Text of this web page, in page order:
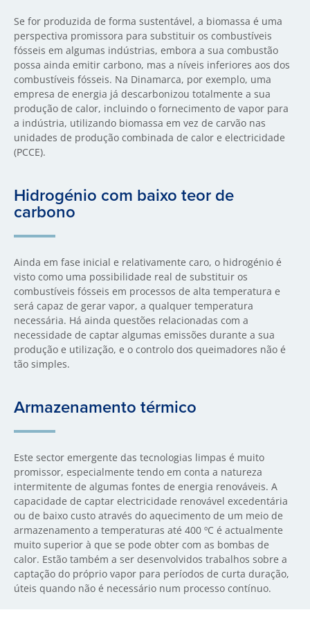
Se for produzida de forma sustentável, a biomassa é uma
perspectiva promissora para substituir os combustíveis
fósseis em algumas indústrias, embora a sua combustão
possa ainda emitir carbono, mas a níveis inferiores aos dos
combustíveis fósseis. Na Dinamarca, por exemplo, uma
empresa de energia já descarbonizou totalmente a sua
produção de calor, incluindo o fornecimento de vapor para
a indústria, utilizando biomassa em vez de carvão nas
unidades de produção combinada de calor e electricidade
(PCCE).
Hidrogénio com baixo teor de
carbono
Ainda em fase inicial e relativamente caro, o hidrogénio é
visto como uma possibilidade real de substituir os
combustíveis fósseis em processos de alta temperatura e
será capaz de gerar vapor, a qualquer temperatura
necessária. Há ainda questões relacionadas com a
necessidade de captar algumas emissões durante a sua
produção e utilização, e o controlo dos queimadores não é
tão simples.
Armazenamento térmico
Este sector emergente das tecnologias limpas é muito
promissor, especialmente tendo em conta a natureza
intermitente de algumas fontes de energia renováveis. A
capacidade de captar electricidade renovável excedentária
ou de baixo custo através do aquecimento de um meio de
armazenamento a temperaturas até 400 ºC é actualmente
muito superior à que se pode obter com as bombas de
calor. Estão também a ser desenvolvidos trabalhos sobre a
captação do próprio vapor para períodos de curta duração,
úteis quando não é necessário num processo contínuo.